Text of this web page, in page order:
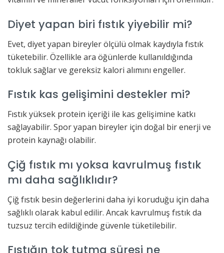
Diyet yapan biri fıstık yiyebilir mi?
Evet, diyet yapan bireyler ölçülü olmak kaydıyla fıstık
tüketebilir. Özellikle ara öğünlerde kullanıldığında
tokluk sağlar ve gereksiz kalori alımını engeller.
Fıstık kas gelişimini destekler mi?
Fıstık yüksek protein içeriği ile kas gelişimine katkı
sağlayabilir. Spor yapan bireyler için doğal bir enerji ve
protein kaynağı olabilir.
Çiğ fıstık mı yoksa kavrulmuş fıstık
mı daha sağlıklıdır?
Çiğ fıstık besin değerlerini daha iyi koruduğu için daha
sağlıklı olarak kabul edilir. Ancak kavrulmuş fıstık da
tuzsuz tercih edildiğinde güvenle tüketilebilir.
Fıstığın tok tutma süresi ne